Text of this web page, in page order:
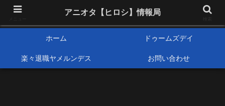
アニメオタクで元サラリーマンの独自な目線から、おすすめなどの紹介や気に
ホーム ドゥームズデイ
楽々退職ヤメルンデス お問い合わせ
アニオタ【ヒロシ】情報局